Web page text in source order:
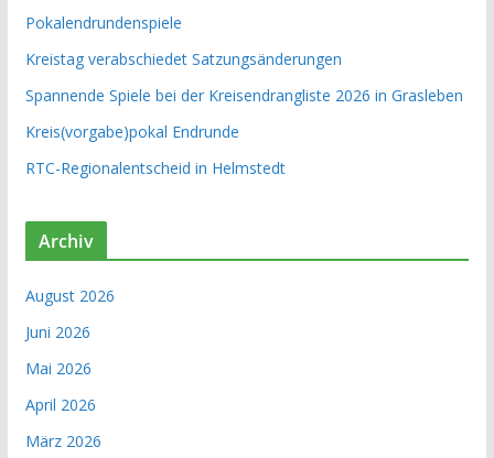
Pokalendrundenspiele
Kreistag verabschiedet Satzungsänderungen
Spannende Spiele bei der Kreisendrangliste 2026 in Grasleben
Kreis(vorgabe)pokal Endrunde
RTC-Regionalentscheid in Helmstedt
Archiv
August 2026
Juni 2026
Mai 2026
April 2026
März 2026